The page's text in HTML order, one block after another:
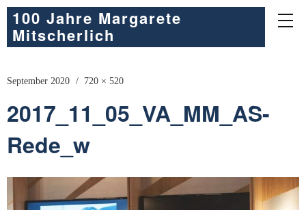
100 Jahre Margarete
Mitscherlich
September 2020 720 × 520
2017_11_05_VA_MM_AS-
Rede_w